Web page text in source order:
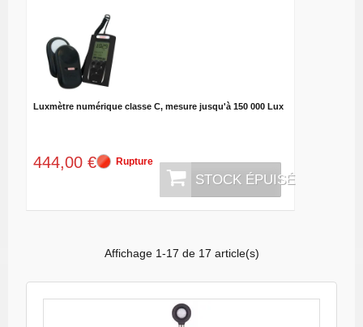
Luxmètre numérique classe C, mesure jusqu'à 150 000 Lux
444,00 € Rupture
STOCK ÉPUISÉ
Affichage 1-17 de 17 article(s)